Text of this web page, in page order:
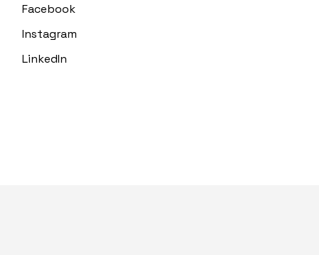
Facebook
Instagram
LinkedIn